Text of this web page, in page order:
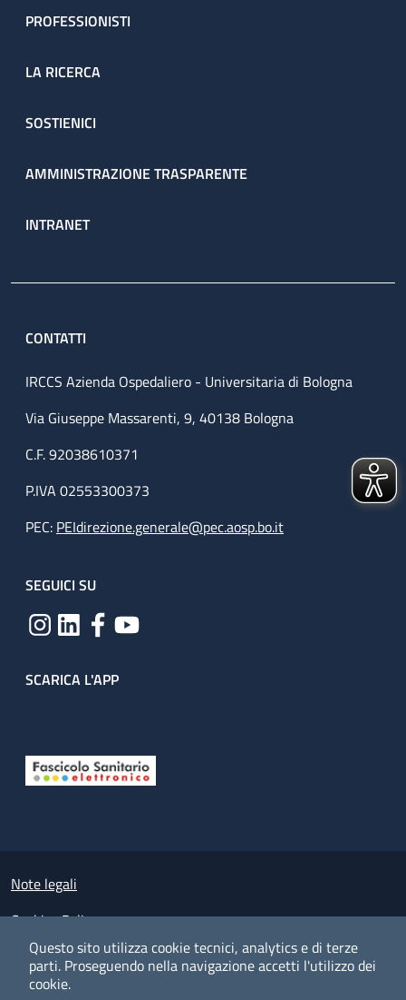
Questo sito utilizza cookie tecnici, analytics e di terze
parti. Proseguendo nella navigazione accetti l'utilizzo dei
cookie.
PROFESSIONISTI
LA RICERCA
SOSTIENICI
AMMINISTRAZIONE TRASPARENTE
INTRANET
CONTATTI
IRCCS Azienda Ospedaliero - Universitaria di Bologna
Via Giuseppe Massarenti, 9, 40138 Bologna
C.F. 92038610371
P.IVA 02553300373
PEC: PEIdirezione.generale@pec.aosp.bo.it
SEGUICI SU
SCARICA L'APP
Small prints
Note legali
Cookies Policy
Policy privacy e protezione del dato personale
Albo pretorio on-line